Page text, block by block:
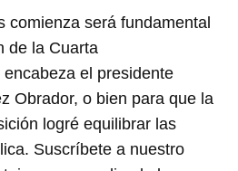
comienza será fundamental
de la Cuarta
el presidente
Obrador, o bien para que la
logré equilibrar las
Suscríbete a nuestro